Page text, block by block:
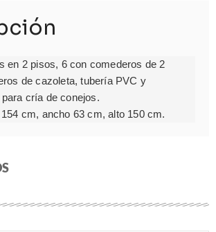
en 2 pisos, 6 con comederos de 2
de cazoleta, tubería PVC y
cría de conejos.
cm, ancho 63 cm, alto 150 cm.